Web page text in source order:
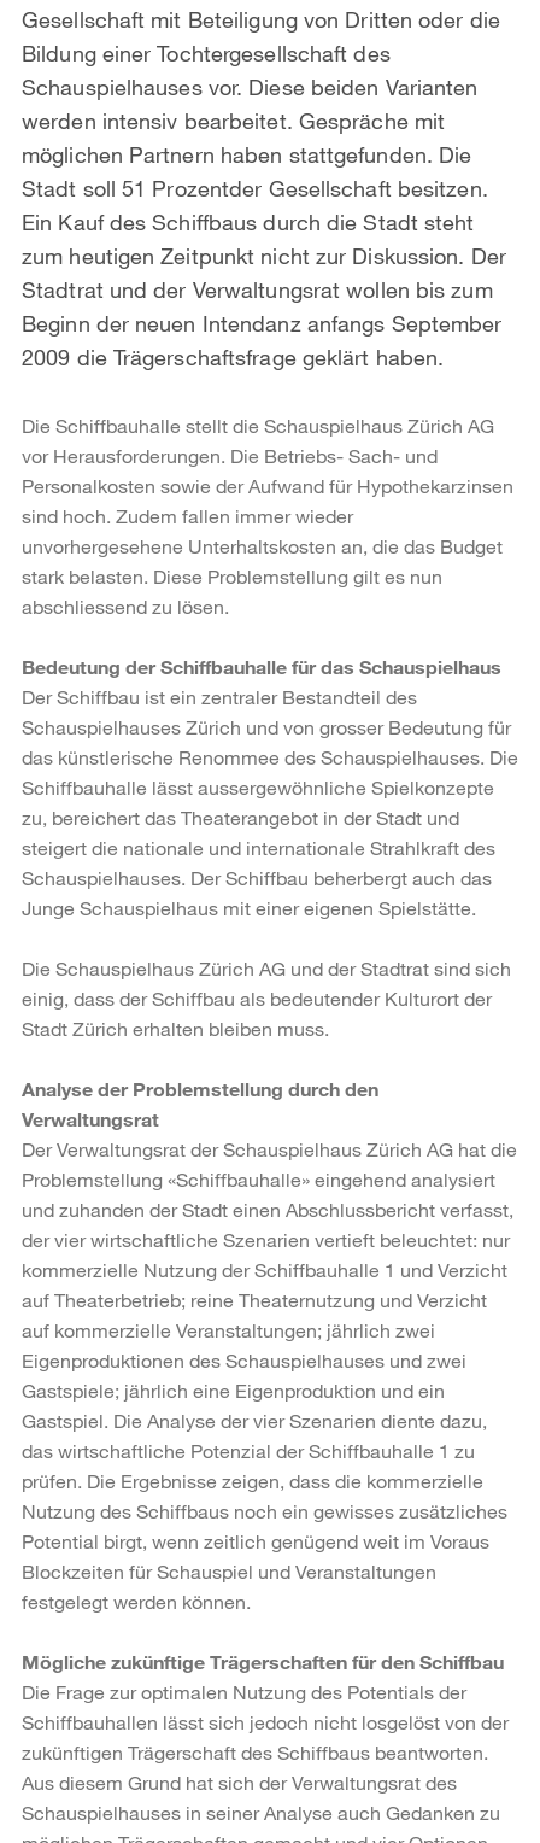
Gesellschaft mit Beteiligung von Dritten oder die
Bildung einer Tochtergesellschaft des
Schauspielhauses vor. Diese beiden Varianten
werden intensiv bearbeitet. Gespräche mit
möglichen Partnern haben stattgefunden. Die
Stadt soll 51 Prozentder Gesellschaft besitzen.
Ein Kauf des Schiffbaus durch die Stadt steht
zum heutigen Zeitpunkt nicht zur Diskussion. Der
Stadtrat und der Verwaltungsrat wollen bis zum
Beginn der neuen Intendanz anfangs September
2009 die Trägerschaftsfrage geklärt haben.
Die Schiffbauhalle stellt die Schauspielhaus Zürich AG
vor Herausforderungen. Die Betriebs- Sach- und
Personalkosten sowie der Aufwand für Hypothekarzinsen
sind hoch. Zudem fallen immer wieder
unvorhergesehene Unterhaltskosten an, die das Budget
stark belasten. Diese Problemstellung gilt es nun
abschliessend zu lösen.
Bedeutung der Schiffbauhalle für das Schauspielhaus
Der Schiffbau ist ein zentraler Bestandteil des
Schauspielhauses Zürich und von grosser Bedeutung für
das künstlerische Renommee des Schauspielhauses. Die
Schiffbauhalle lässt aussergewöhnliche Spielkonzepte
zu, bereichert das Theaterangebot in der Stadt und
steigert die nationale und internationale Strahlkraft des
Schauspielhauses. Der Schiffbau beherbergt auch das
Junge Schauspielhaus mit einer eigenen Spielstätte.
Die Schauspielhaus Zürich AG und der Stadtrat sind sich
einig, dass der Schiffbau als bedeutender Kulturort der
Stadt Zürich erhalten bleiben muss.
Analyse der Problemstellung durch den
Verwaltungsrat
Der Verwaltungsrat der Schauspielhaus Zürich AG hat die
Problemstellung «Schiffbauhalle» eingehend analysiert
und zuhanden der Stadt einen Abschlussbericht verfasst,
der vier wirtschaftliche Szenarien vertieft beleuchtet: nur
kommerzielle Nutzung der Schiffbauhalle 1 und Verzicht
auf Theaterbetrieb; reine Theaternutzung und Verzicht
auf kommerzielle Veranstaltungen; jährlich zwei
Eigenproduktionen des Schauspielhauses und zwei
Gastspiele; jährlich eine Eigenproduktion und ein
Gastspiel. Die Analyse der vier Szenarien diente dazu,
das wirtschaftliche Potenzial der Schiffbauhalle 1 zu
prüfen. Die Ergebnisse zeigen, dass die kommerzielle
Nutzung des Schiffbaus noch ein gewisses zusätzliches
Potential birgt, wenn zeitlich genügend weit im Voraus
Blockzeiten für Schauspiel und Veranstaltungen
festgelegt werden können.
Mögliche zukünftige Trägerschaften für den Schiffbau
Die Frage zur optimalen Nutzung des Potentials der
Schiffbauhallen lässt sich jedoch nicht losgelöst von der
zukünftigen Trägerschaft des Schiffbaus beantworten.
Aus diesem Grund hat sich der Verwaltungsrat des
Schauspielhauses in seiner Analyse auch Gedanken zu